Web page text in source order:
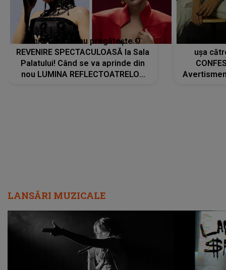
Tania Turtureanu pregătește O
REVENIRE SPECTACULOASĂ la Sala
Palatului! Când se va aprinde din
nou LUMINA REFLECTOATRELOR
ușa
LANSĂRI MUZICALE